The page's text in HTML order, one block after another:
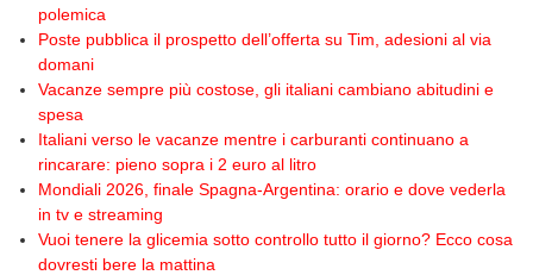
polemica
Poste pubblica il prospetto dell’offerta su Tim, adesioni al via
domani
Vacanze sempre più costose, gli italiani cambiano abitudini e
spesa
Italiani verso le vacanze mentre i carburanti continuano a
rincarare: pieno sopra i 2 euro al litro
Mondiali 2026, finale Spagna-Argentina: orario e dove vederla
in tv e streaming
Vuoi tenere la glicemia sotto controllo tutto il giorno? Ecco cosa
dovresti bere la mattina